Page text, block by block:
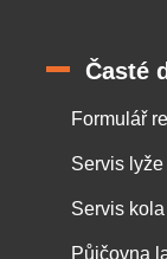
Časté
Formulář
Servis
Servis
Půjčovna